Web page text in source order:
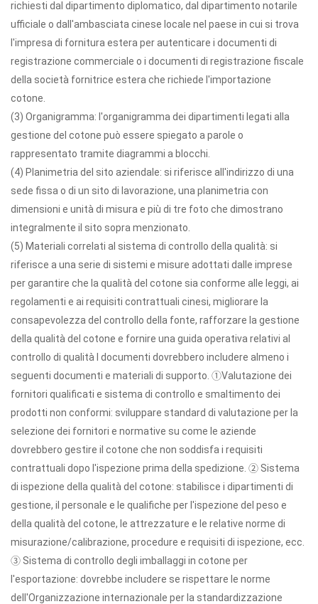
richiesti dal dipartimento diplomatico, dal dipartimento notarile
ufficiale o dall'ambasciata cinese locale nel paese in cui si trova
l'impresa di fornitura estera per autenticare i documenti di
registrazione commerciale o i documenti di registrazione fiscale
della società fornitrice estera che richiede l'importazione
cotone.
(3) Organigramma: l'organigramma dei dipartimenti legati alla
gestione del cotone può essere spiegato a parole o
rappresentato tramite diagrammi a blocchi.
(4) Planimetria del sito aziendale: si riferisce all'indirizzo di una
sede fissa o di un sito di lavorazione, una planimetria con
dimensioni e unità di misura e più di tre foto che dimostrano
integralmente il sito sopra menzionato.
(5) Materiali correlati al sistema di controllo della qualità: si
riferisce a una serie di sistemi e misure adottati dalle imprese
per garantire che la qualità del cotone sia conforme alle leggi, ai
regolamenti e ai requisiti contrattuali cinesi, migliorare la
consapevolezza del controllo della fonte, rafforzare la gestione
della qualità del cotone e fornire una guida operativa relativi al
controllo di qualità I documenti dovrebbero includere almeno i
seguenti documenti e materiali di supporto. ①Valutazione dei
fornitori qualificati e sistema di controllo e smaltimento dei
prodotti non conformi: sviluppare standard di valutazione per la
selezione dei fornitori e normative su come le aziende
dovrebbero gestire il cotone che non soddisfa i requisiti
contrattuali dopo l'ispezione prima della spedizione. ② Sistema
di ispezione della qualità del cotone: stabilisce i dipartimenti di
gestione, il personale e le qualifiche per l'ispezione del peso e
della qualità del cotone, le attrezzature e le relative norme di
misurazione/calibrazione, procedure e requisiti di ispezione, ecc.
③ Sistema di controllo degli imballaggi in cotone per
l'esportazione: dovrebbe includere se rispettare le norme
dell'Organizzazione internazionale per la standardizzazione